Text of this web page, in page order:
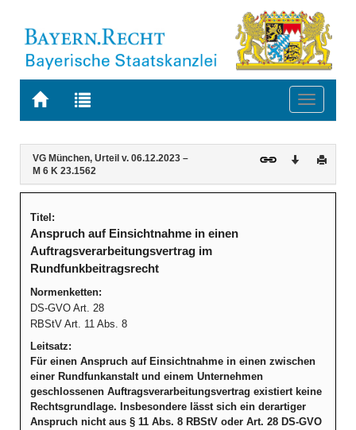
Zur
BAYERN.RECHT
Zur
letzten
Suche
Toggle
Navigation
Inhalt
VG München, Urteil v. 06.12.2023 –
M 6 K 23.1562
Download
Titel:
Anspruch auf Einsichtnahme in einen
Auftragsverarbeitungsvertrag im
Rundfunkbeitragsrecht
Normenketten:
DS-GVO Art. 28
RBStV Art. 11 Abs. 8
Leitsatz:
Für einen Anspruch auf Einsichtnahme in einen zwischen
einer Rundfunkanstalt und einem Unternehmen
geschlossenen Auftragsverarbeitungsvertrag existiert keine
Rechtsgrundlage. Insbesondere lässt sich ein derartiger
Anspruch nicht aus § 11 Abs. 8 RBStV oder Art. 28 DS-GVO